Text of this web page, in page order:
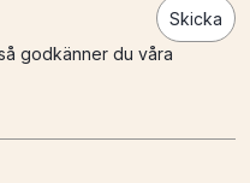
Skicka
godkänner du våra